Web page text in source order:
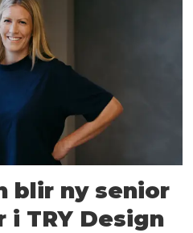
blir ny senior
TRY Design